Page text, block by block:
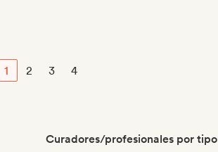
1 2 3 4
Curadores/profesionales por tipo